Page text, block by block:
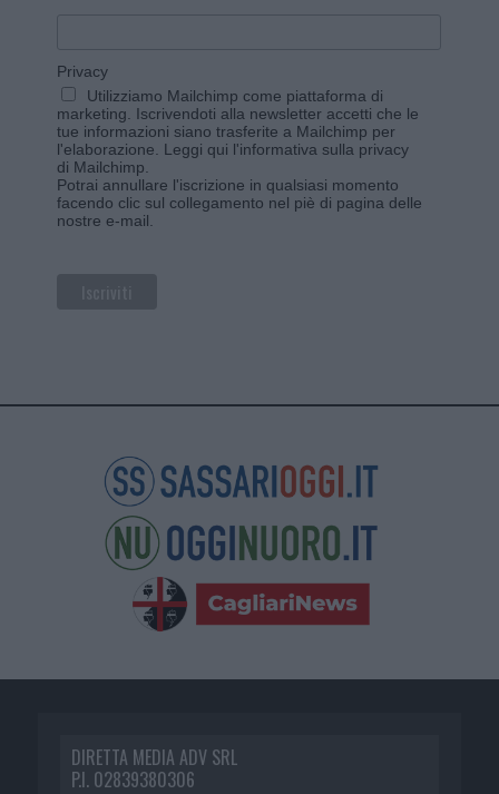
Privacy
Utilizziamo Mailchimp come piattaforma di
marketing. Iscrivendoti alla newsletter accetti che le
tue informazioni siano trasferite a Mailchimp per
l'elaborazione. Leggi qui l'informativa sulla privacy
di Mailchimp
Potrai annullare l'iscrizione in qualsiasi momento
facendo clic sul collegamento nel piè di pagina delle
nostre e-mail.
DIRETTA MEDIA ADV SRL
P.I. 02839380306